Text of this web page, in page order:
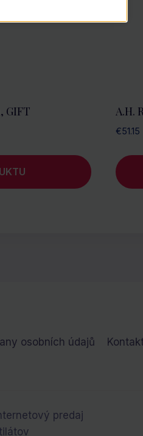
GIFT A.H.
€51.15
osobních údajů Kontakt
predaj